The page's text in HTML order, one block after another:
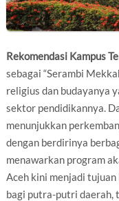
Rekomendasi Kampus
sebagai “Serambi
religius dan budayanya
sektor pendidikannya.
menunjukkan
dengan berdirinya
menawarkan program
Aceh kini menjadi
bagi putra-putri daerah,